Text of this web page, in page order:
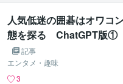
人気低迷の囲碁はオワ
態を探る ChatGPT版①
記事
エンタメ・趣味
3